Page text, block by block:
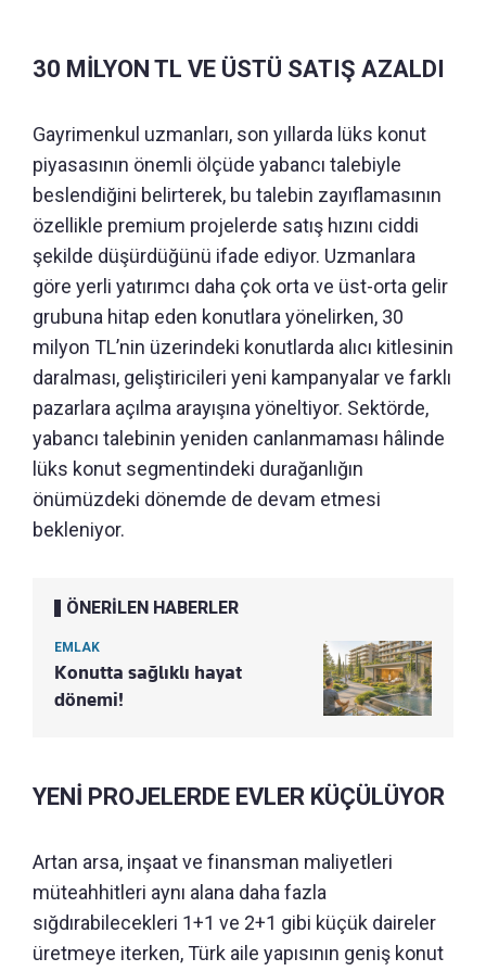
30 MİLYON TL VE ÜSTÜ SATIŞ AZALDI
Gayrimenkul uzmanları, son yıllarda lüks konut
piyasasının önemli ölçüde yabancı talebiyle
beslendiğini belirterek, bu talebin zayıflamasının
özellikle premium projelerde satış hızını ciddi
şekilde düşürdüğünü ifade ediyor. Uzmanlara
göre yerli yatırımcı daha çok orta ve üst-orta gelir
grubuna hitap eden konutlara yönelirken, 30
milyon TL’nin üzerindeki konutlarda alıcı kitlesinin
daralması, geliştiricileri yeni kampanyalar ve farklı
pazarlara açılma arayışına yöneltiyor. Sektörde,
yabancı talebinin yeniden canlanmaması hâlinde
lüks konut segmentindeki durağanlığın
önümüzdeki dönemde de devam etmesi
bekleniyor.
ÖNERİLEN HABERLER
EMLAK
Konutta sağlıklı hayat
dönemi!
YENİ PROJELERDE EVLER KÜÇÜLÜYOR
Artan arsa, inşaat ve finansman maliyetleri
müteahhitleri aynı alana daha fazla
sığdırabilecekleri 1+1 ve 2+1 gibi küçük daireler
üretmeye iterken, Türk aile yapısının geniş konut